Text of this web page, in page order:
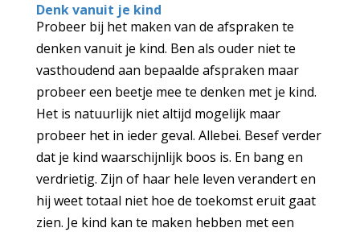
Denk vanuit je kind
Probeer bij het maken van de afspraken te
denken vanuit je kind. Ben als ouder niet te
vasthoudend aan bepaalde afspraken maar
probeer een beetje mee te denken met je kind.
Het is natuurlijk niet altijd mogelijk maar
probeer het in ieder geval. Allebei. Besef verder
dat je kind waarschijnlijk boos is. En bang en
verdrietig. Zijn of haar hele leven verandert en
hij weet totaal niet hoe de toekomst eruit gaat
zien. Je kind kan te maken hebben met een